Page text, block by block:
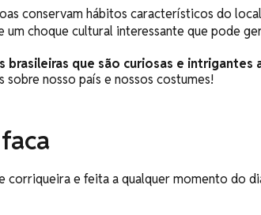
conservam hábitos característicos do
choque cultural interessante que pode
brasileiras que são curiosas e intrigantes
nosso país e nossos costumes!
corriqueira e feita a qualquer momento do